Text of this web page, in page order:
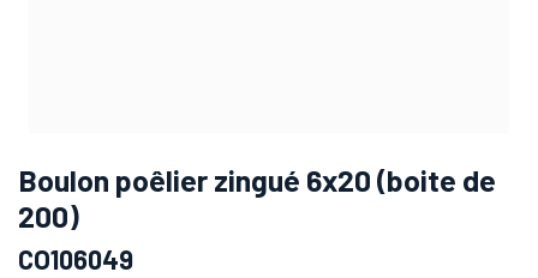
Boulon poêlier zingué 6x20 (boite de
200)
CO106049